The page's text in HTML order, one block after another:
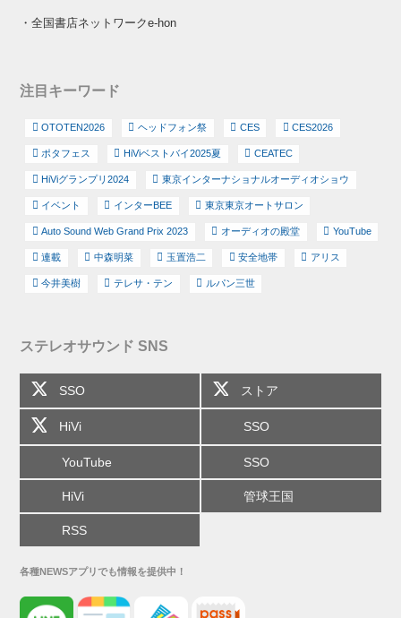
・全国書店ネットワークe-hon
注目キーワード
OTOTEN2026 ヘッドフォン祭 CES CES2026
ポタフェス HiViベストバイ2025夏 CEATEC
HiViグランプリ2024 東京インターナショナルオーディオショウ
イベント インターBEE 東京東京オートサロン
Auto Sound Web Grand Prix 2023 オーディオの殿堂 YouTube
連載 中森明菜 玉置浩二 安全地帯 アリス
今井美樹 テレサ・テン ルパン三世
ステレオサウンド SNS
SSO ストア
HiVi SSO
YouTube SSO
HiVi 管球王国
RSS
各種NEWSアプリでも情報を提供中！